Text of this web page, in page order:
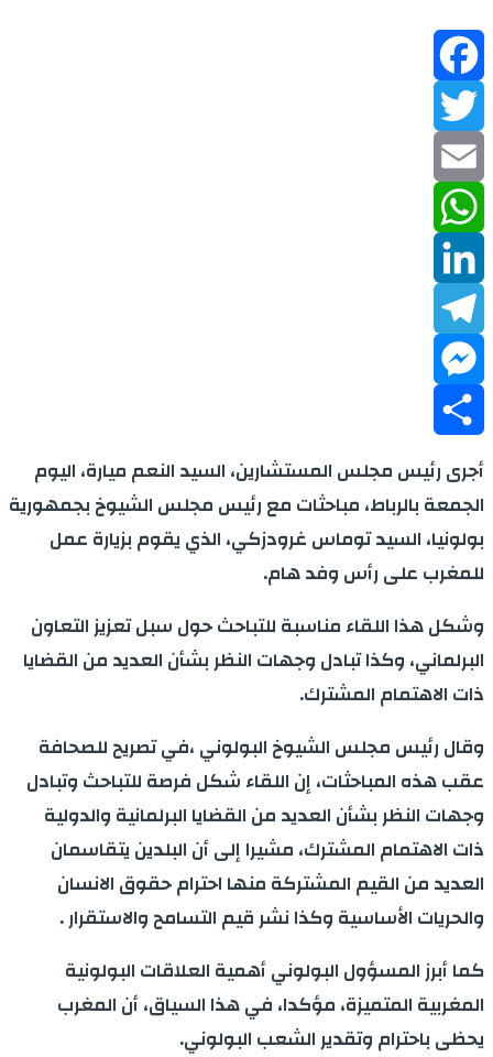
Facebook
Twitter
Email
WhatsApp
LinkedIn
Telegram
Messenger
Share
أجرى رئيس مجلس المستشارين، السيد النعم ميارة، اليوم
الجمعة بالرباط، مباحثات مع رئيس مجلس الشيوخ بجمهورية
بولونيا، السيد توماس غرودزكي، الذي يقوم بزيارة عمل
للمغرب على رأس وفد هام.
وشكل هذا اللقاء مناسبة للتباحث حول سبل تعزيز التعاون
البرلماني، وكذا تبادل وجهات النظر بشأن العديد من القضايا
ذات الاهتمام المشترك.
وقال رئيس مجلس الشيوخ البولوني ،في تصريح للصحافة
عقب هذه المباحثات، إن اللقاء شكل فرصة للتباحث وتبادل
وجهات النظر بشأن العديد من القضايا البرلمانية والدولية
ذات الاهتمام المشترك، مشيرا إلى أن البلدين يتقاسمان
العديد من القيم المشتركة منها احترام حقوق الانسان
والحريات الأساسية وكذا نشر قيم التسامح والاستقرار .
كما أبرز المسؤول البولوني أهمية العلاقات البولونية
المغربية المتميزة، مؤكدا، في هذا السياق، أن المغرب
يحظى باحترام وتقدير الشعب البولوني.